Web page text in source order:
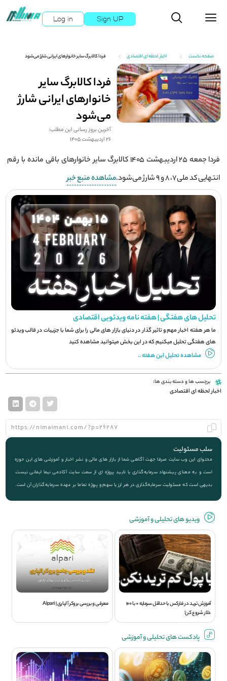
Log in Sign UP
صفحه نخست اخبار لحظه ای اقتصادی فردا کالابرگ سایر خانوارهای ایرانی شارژ می‌شود
فردا کالابرگ سایر
خانوارهای ایرانی شارژ
می‌شود
آخرین بروز رسانی این مطلب:
26 اردیبهشت 1405
فردا جمعه ۲۵ اردیبهشت ۱۴۰۵ کالابرگ سایر خانوارهای باقی مانده با رقم
انتهایی کد ملی ۷، ۸ و ۹ شارژ می‌شود.
مشاهده منبع خبر
تحلیل های هفتگی | هفته نامه ویدئویی اقتصادی
ما هر هفته اخبار مهم و تاثیر گذار در دنیای بازار های مالی را برای شما با جزيیات در قالب ویدئو
های هفتگی تحلیل میکنیم که در این بخش میتوانید مشاهده کنید
مشاهده تحلیل این هفته ..
برچسب ها و دسته بندی ها:
اخبار لحظه ای اقتصادی
سلب مسئولیت
محتوای این وب سایت صرفا جهت آگاهی شما از بازار های مالی و نشر اخبار و آموزشی های این حوزه
است و به معنای پیشنهاد سرمایه‌گذاری یا تایید پروژه ای از سمت سایت آکادمی نیما ایمانی نیست.
بدیهی است که مسئولیت سرمایه‌گذاری در هر ارز یا سهم و پروژه تماما بر عهده سرمایه‌گذاران آن است.
ویديو های تحلیلی و آموزشی
آموزش ترید در فارکس با حداقل سرمایه + با 100
دلار شروع کن!
معرفی و بررسی بروکر آلپاری | Alpari
پادکست های تحلیلی و آموزشی